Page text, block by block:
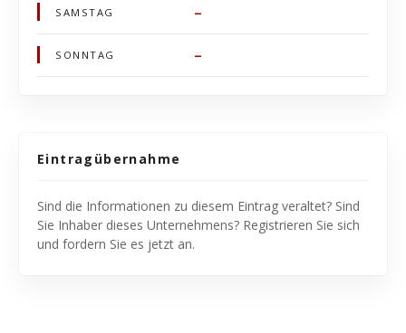
SAMSTAG –
SONNTAG –
Eintragübernahme
Sind die Informationen zu diesem Eintrag veraltet? Sind
Sie Inhaber dieses Unternehmens? Registrieren Sie sich
und fordern Sie es jetzt an.